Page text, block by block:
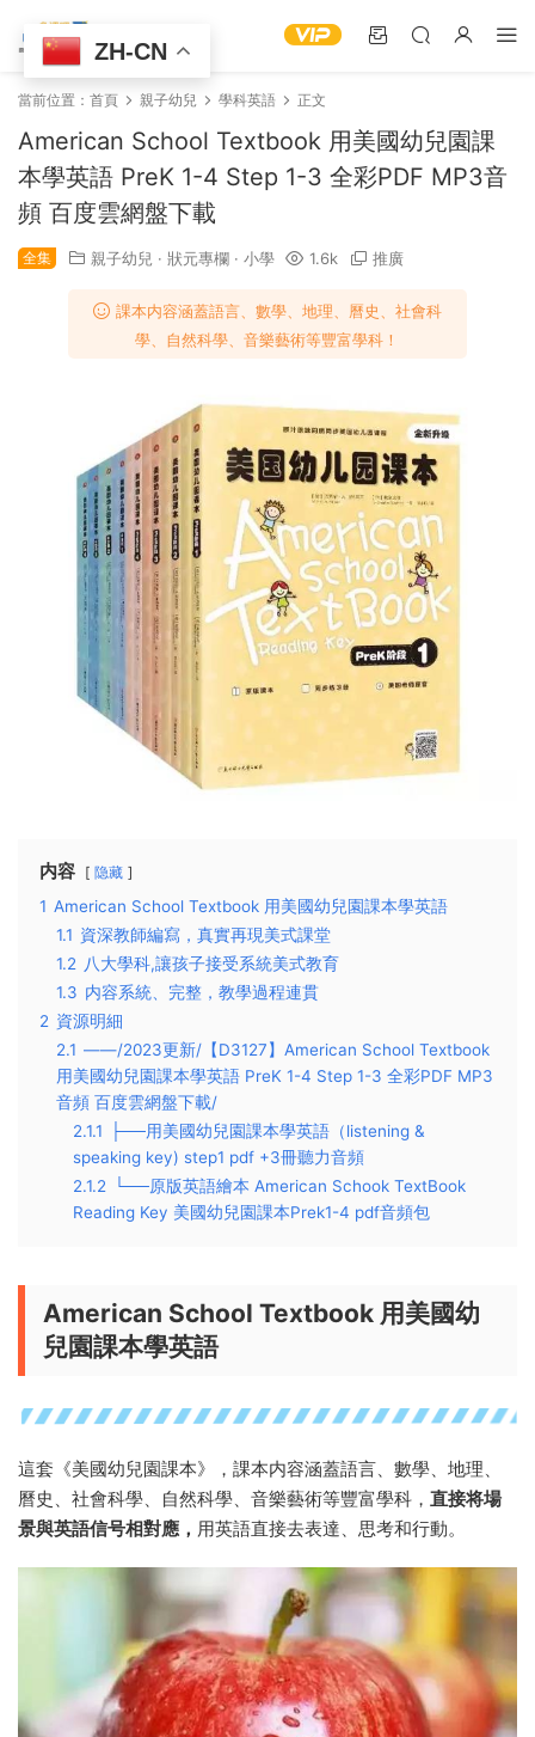
當前位置： 首頁 親子幼兒 學科英語 正文
American School Textbook 用美國幼兒園課
本學英語 PreK 1-4 Step 1-3 全彩PDF MP3音
頻 百度雲網盤下載
全集 親子幼兒 · 狀元專欄 · 小學 1.6k 推廣
課本内容涵蓋語言、數學、地理、曆史、社會科
學、自然科學、音樂藝術等豐富學科！
内容 隐藏
1 American School Textbook 用美國幼兒園課本學英語
1.1 資深教師編寫，真實再現美式課堂
1.2 八大學科,讓孩子接受系統美式教育
1.3 内容系統、完整，教學過程連貫
2 資源明細
2.1 ——/2023更新/【D3127】American School Textbook
用美國幼兒園課本學英語 PreK 1-4 Step 1-3 全彩PDF MP3
音頻 百度雲網盤下載/
2.1.1
├──用美國幼兒園課本學英語（listening &
speaking key) step1 pdf +3冊聽力音頻
2.1.2
└──原版英語繪本 American Schook TextBook
Reading Key 美國幼兒園課本Prek1-4 pdf音頻包
American School Textbook 用美國幼
兒園課本學英語
這套《美國幼兒園課本》，課本内容涵蓋語言、數學、地理、
曆史、社會科學、自然科學、音樂藝術等豐富學科， 直接将場
景與英語信号相對應， 用英語直接去表達、思考和行動。
ZH-CN